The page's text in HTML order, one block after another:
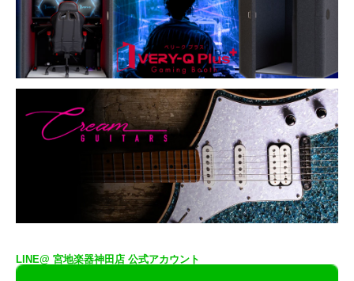
LINE@ 宮地楽器神田店 公式アカウント